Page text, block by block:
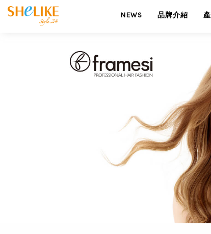
NEWS 品牌介紹